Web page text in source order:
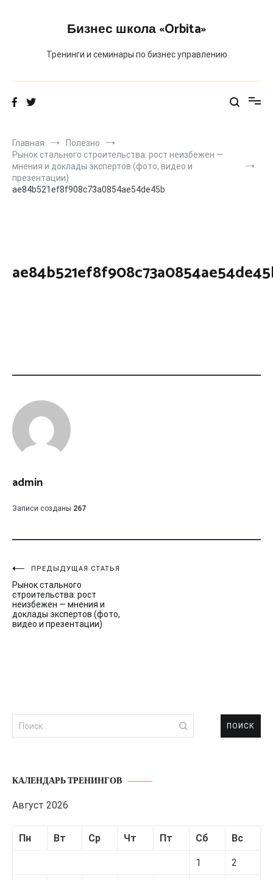
Бизнес школа «Orbita»
Тренинги и семинары по бизнес управлению
Главная
Полезно
Рынок стального строительства: рост неизбежен —
мнения и доклады экспертов (фото, видео и
презентации)
ae84b521ef8f908c73a0854ae54de45b
admin
Записи созданы 267
Навигация
по
записям
ПРЕДЫДУЩАЯ СТАТЬЯ
Рынок стального
строительства: рост
неизбежен — мнения и
доклады экспертов (фото,
видео и презентации)
Найти:
КАЛЕНДАРЬ ТРЕНИНГОВ
Август 2026
Пн Вт Ср Чт Пт Сб Вс
1 2